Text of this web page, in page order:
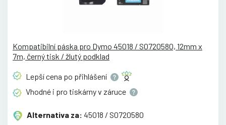
Kompatibilní páska pro Dymo 45018 / S0720580, 12mm x
7m, černý tisk / žlutý podklad
Lepší cena po přihlášení
Vhodné i pro tiskárny v záruce
Alternativa za: 45018 / S0720580